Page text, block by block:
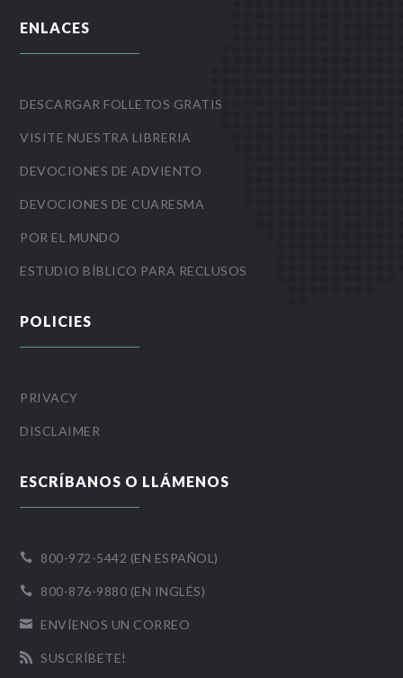
ENLACES
DESCARGAR FOLLETOS GRATIS
VISITE NUESTRA LIBRERIA
DEVOCIONES DE ADVIENTO
DEVOCIONES DE CUARESMA
POR EL MUNDO
ESTUDIO BÍBLICO PARA RECLUSOS
POLICIES
PRIVACY
DISCLAIMER
ESCRÍBANOS O LLÁMENOS
 800-972-5442 (EN ESPAÑOL)
 800-876-9880 (EN INGLÉS)
 ENVÍENOS UN CORREO
 SUSCRÍBETE!